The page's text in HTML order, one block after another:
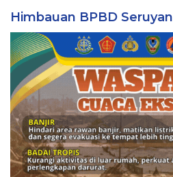
Himbauan BPBD Seruyan